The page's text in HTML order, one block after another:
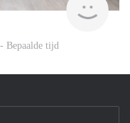
Bepaalde tijd